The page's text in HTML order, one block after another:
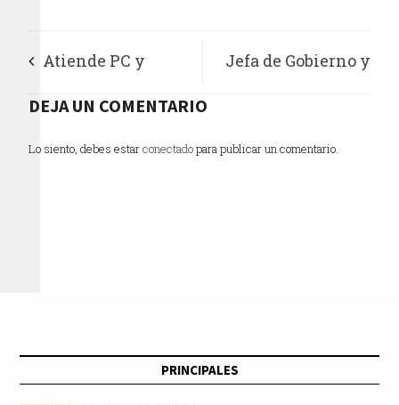
Atiende PC y
bomberos Atizapán
casi cinco mil
Jefa de Gobierno y
Xochimilco recorren
DEJA UN COMENTARIO
Lo siento, debes estarconectadopara publicar un comentario.
PRINCIPALES